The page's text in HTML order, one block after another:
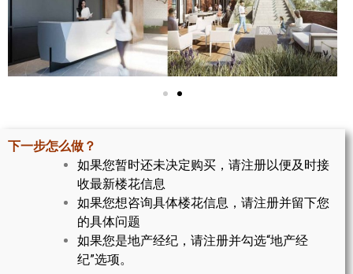
多伦多市中心楼花项目
怡陶碧谷社区介绍
世嘉堡楼花项目
密西沙加社区介绍
密西沙加楼花项目
奥克维尔社区介绍
下一步怎么做？
如果您暂时还未决定购买，请注册以便及时接
收最新楼花信息
如果您想咨询具体楼花信息，请注册并留下您
的具体问题
如果您是地产经纪，请注册并勾选“地产经
纪”选项。